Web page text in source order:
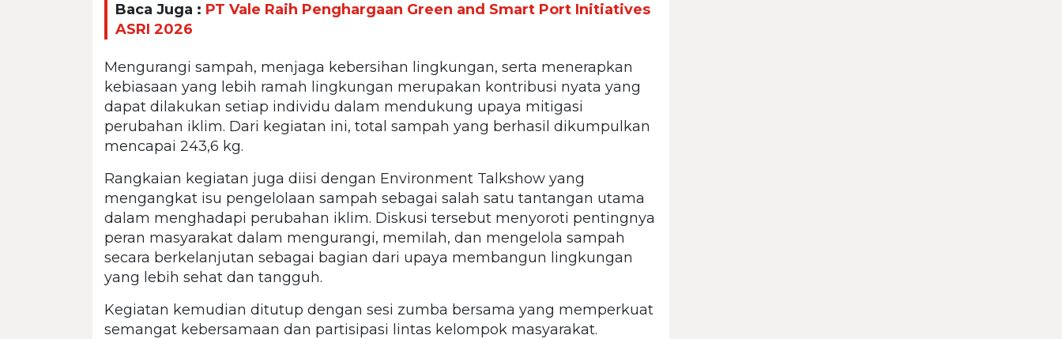
Baca Juga : PT Vale Raih Penghargaan Green and Smart Port Initiatives
ASRI 2026
Mengurangi sampah, menjaga kebersihan lingkungan, serta menerapkan
kebiasaan yang lebih ramah lingkungan merupakan kontribusi nyata yang
dapat dilakukan setiap individu dalam mendukung upaya mitigasi
perubahan iklim. Dari kegiatan ini, total sampah yang berhasil dikumpulkan
mencapai 243,6 kg.
Rangkaian kegiatan juga diisi dengan Environment Talkshow yang
mengangkat isu pengelolaan sampah sebagai salah satu tantangan utama
dalam menghadapi perubahan iklim. Diskusi tersebut menyoroti pentingnya
peran masyarakat dalam mengurangi, memilah, dan mengelola sampah
secara berkelanjutan sebagai bagian dari upaya membangun lingkungan
yang lebih sehat dan tangguh.
Kegiatan kemudian ditutup dengan sesi zumba bersama yang memperkuat
semangat kebersamaan dan partisipasi lintas kelompok masyarakat.